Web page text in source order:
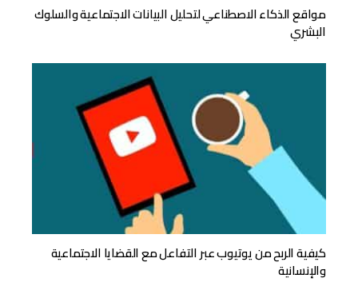
مواقع الذكاء الاصطناعي لتحليل البيانات الاجتماعية والسلوك
البشري
كيفية الربح من يوتيوب عبر التفاعل مع القضايا الاجتماعية
والإنسانية